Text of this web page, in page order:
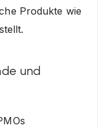
Produkte wie
und